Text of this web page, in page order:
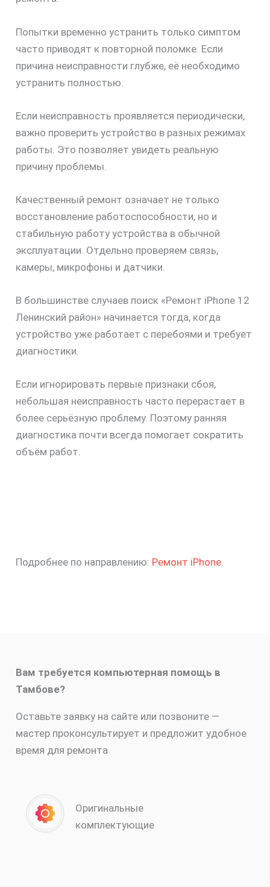
Попытки временно устранить только симптом
часто приводят к повторной поломке. Если
причина неисправности глубже, её необходимо
устранить полностью.
Если неисправность проявляется периодически,
важно проверить устройство в разных режимах
работы. Это позволяет увидеть реальную
причину проблемы.
Качественный ремонт означает не только
восстановление работоспособности, но и
стабильную работу устройства в обычной
эксплуатации. Отдельно проверяем связь,
камеры, микрофоны и датчики.
В большинстве случаев поиск «Ремонт iPhone 12
Ленинский район» начинается тогда, когда
устройство уже работает с перебоями и требует
диагностики.
Если игнорировать первые признаки сбоя,
небольшая неисправность часто перерастает в
более серьёзную проблему. Поэтому ранняя
диагностика почти всегда помогает сократить
объём работ.
Подробнее по направлению: Ремонт iPhone.
Вам требуется компьютерная помощь в
Тамбове?
Оставьте заявку на сайте или позвоните —
мастер проконсультирует и предложит удобное
время для ремонта
Оригинальные
комплектующие